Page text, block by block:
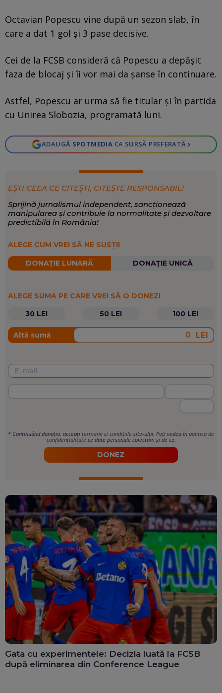
Octavian Popescu vine după un sezon slab, în
care a dat 1 gol și 3 pase decisive.
Cei de la FCSB consideră că Popescu a depășit
faza de blocaj și îi vor mai da șanse în continuare.
Astfel, Popescu ar urma să fie titular și în partida
cu Unirea Slobozia, programată luni.
ADAUGĂ SPOTMEDIA CA SURSĂ PREFERATĂ ›
EȘTI CEEA CE CITEȘTI, CITEȘTE RESPONSABIL!
Sprijină jurnalismul independent, sancționează
manipularea și contribuie la normalitate și dezvoltare
predictibilă în România!
ALEGE CUM VREI SĂ NE SUSȚII
DONAȚIE LUNARĂ DONAȚIE UNICĂ
ALEGE SUMA PE CARE VREI SĂ O DONEZI
30 LEI
50 LEI 100 LEI
Altă sumă LEI
* Continuând donația, accepți termenii si condițiile site-ului. Poți vedea în politica de
confidențialitate ce date personale colectăm și de ce.
DONEZ
Gata cu experimentele: Decizia luată la FCSB
după eliminarea din Conference League